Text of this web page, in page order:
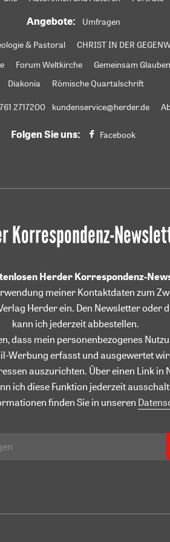
Angebote: Umfragen
& Pastoral CHRIST IN DER
Forum Weltkirche Gemeinsam Glauben
Diakonia
Römische Quartalschrift
2717200 kundenservice@herder.de
Folgen Sie uns: Facebook
Korrespondenz-
Herder Korrespondenz-
meiner Kontaktdaten zum
Herder ein. Den Newsletter oder
kann ich jederzeit abbestellen.
dass mein personenbezogenes
Werbung erfasst und ausgewertet
auszurichten. Über einen Link in
ich diese Funktion jederzeit
finden Sie in unseren